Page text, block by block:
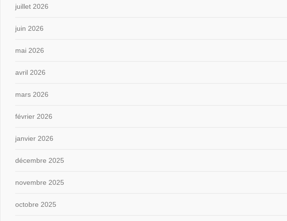
juillet 2026
juin 2026
mai 2026
avril 2026
mars 2026
février 2026
janvier 2026
décembre 2025
novembre 2025
octobre 2025